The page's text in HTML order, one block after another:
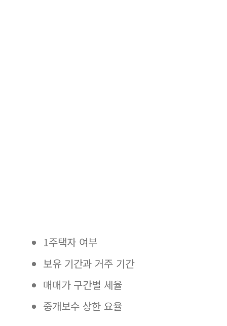
1주택자 여부
보유 기간과 거주 기간
매매가 구간별 세율
중개보수 상한 요율